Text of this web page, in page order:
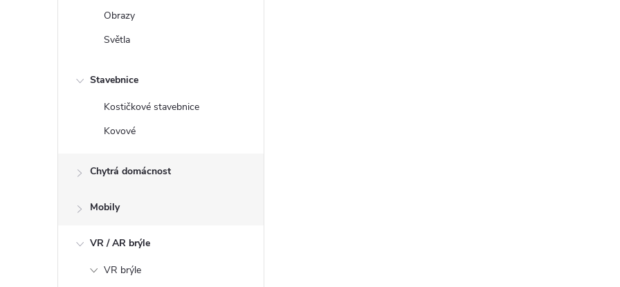
Obrazy
Světla
Stavebnice
Kostičkové stavebnice
Kovové
Chytrá domácnost
Mobily
VR / AR brýle
VR brýle